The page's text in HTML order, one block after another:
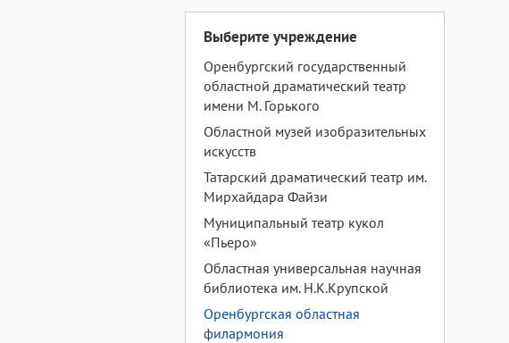
Выберите учреждение
Оренбургский государственный
областной драматический театр
имени М. Горького
Областной музей изобразительных
искусств
Татарский драматический театр им.
Мирхайдара Файзи
Муниципальный театр кукол
«Пьеро»
Областная универсальная научная
библиотека им. Н.К.Крупской
Оренбургская областная
филармония